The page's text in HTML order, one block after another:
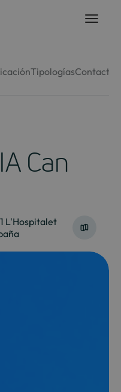
TipologíasContacto
Can
L'Hospitalet